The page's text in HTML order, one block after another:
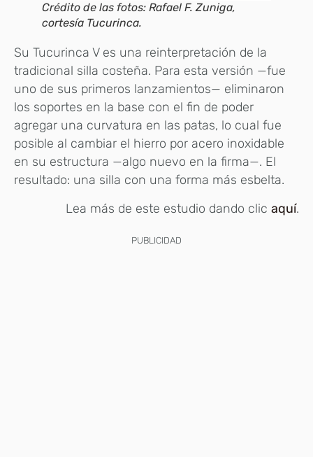
Crédito de las fotos: Rafael F. Zuniga,
cortesía Tucurinca.
Su Tucurinca V es una reinterpretación de la
tradicional silla costeña. Para esta versión —fue
uno de sus primeros lanzamientos— eliminaron
los soportes en la base con el fin de poder
agregar una curvatura en las patas, lo cual fue
posible al cambiar el hierro por acero inoxidable
en su estructura —algo nuevo en la firma—. El
resultado: una silla con una forma más esbelta.
Lea más de este estudio dando clic aquí.
PUBLICIDAD